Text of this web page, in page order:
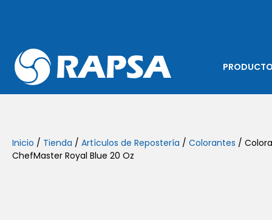
Inicio / Tienda / Artículos de Repostería / Colorantes /
ChefMaster Royal Blue 20 Oz